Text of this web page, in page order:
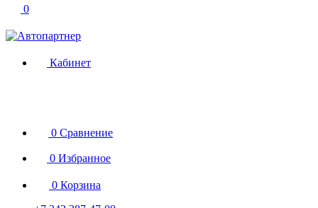
0
Кабинет
0 Сравнение
0 Избранное
0 Корзина